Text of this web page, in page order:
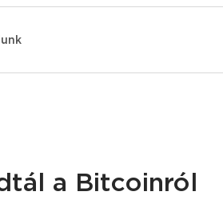
a Bitcoinról